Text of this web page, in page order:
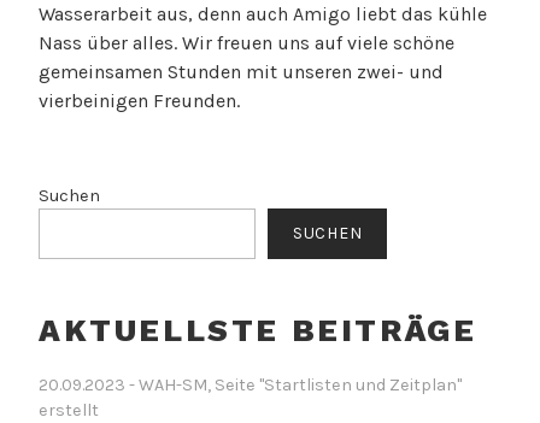
Wasserarbeit aus, denn auch Amigo liebt das kühle
Nass über alles. Wir freuen uns auf viele schöne
gemeinsamen Stunden mit unseren zwei- und
vierbeinigen Freunden.
Suchen
SUCHEN
AKTUELLSTE BEITRÄGE
20.09.2023 - WAH-SM, Seite "Startlisten und Zeitplan"
erstellt